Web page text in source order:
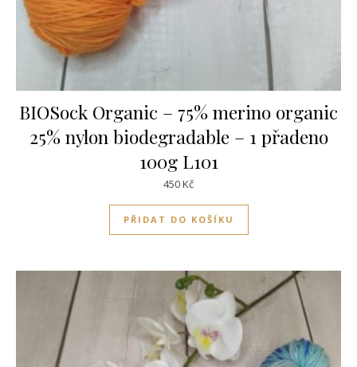
BIOSock Organic – 75% merino organic
25% nylon biodegradable – 1 přadeno
100g L101
450Kč
PŘIDAT DO KOŠÍKU